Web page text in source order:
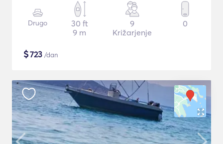
Drugo
30 ft
9 m
9
Križarjenje
0
$723 /dan